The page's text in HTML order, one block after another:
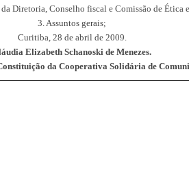
Diretoria, Conselho fiscal e Comissão de Ética
3. Assuntos gerais;
Curitiba, 28 de abril de 2009.
Elizabeth Schanoski de Menezes.
da Cooperativa Solidária de